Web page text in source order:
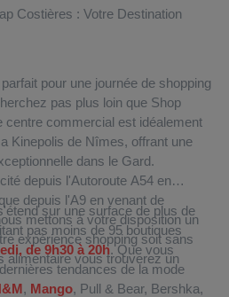
Costières : Votre Destination
pour une journée de shopping
pas plus loin que Shop
centre commercial est idéalement
Kinepolis de Nîmes, offrant une
dans le Gard.
depuis l'Autoroute A54 en
depuis l'A9 en venant de
mettons à votre disposition un
expérience shopping soit sans
alimentaire vous trouverez un
sur une surface de plus de
pas moins de 95 boutiques
de 9h30 à 20h. Que vous
tendances de la mode
, Mango, Pull & Bear, Bershka,